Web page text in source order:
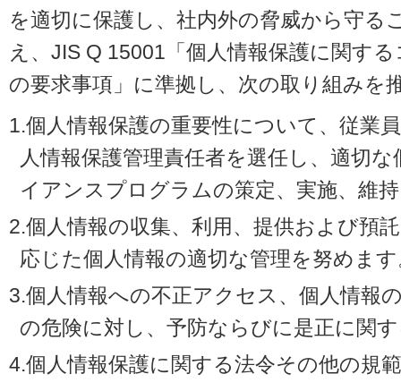
を適切に保護し、社内外の脅威から守る
え、JIS Q 15001「個人情報保護に関す
の要求事項」に準拠し、次の取り組みを
1.個人情報保護の重要性について、従業
人情報保護管理責任者を選任し、適切
イアンスプログラムの策定、実施、維
2.個人情報の収集、利用、提供および預
応じた個人情報の適切な管理を努めま
3.個人情報への不正アクセス、個人情報
の危険に対し、予防ならびに是正に関
4.個人情報保護に関する法令その他の規